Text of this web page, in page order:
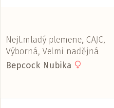
Nejl.mladý plemene, CAJC,
Výborná, Velmi nadějná
Bepcock Nubika